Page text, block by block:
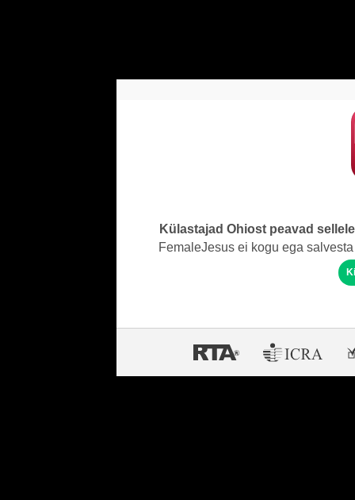
Külastajad Ohiost peavad
FemaleJesus ei kogu ega